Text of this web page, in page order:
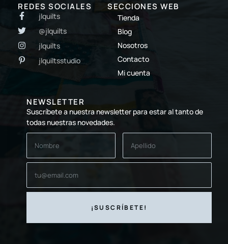
REDES SOCIALES
jlquilts
@jlquilts
jlquilts
jlquiltsstudio
SECCIONES WEB
Tienda
Blog
Nosotros
Contacto
Mi cuenta
NEWSLETTER
Suscríbete a nuestra newsletter para estar al tanto de
todas nuestras novedades.